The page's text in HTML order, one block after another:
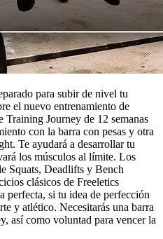
para subir de nivel tu
el nuevo entrenamiento de
Training Journey de 12 semanas
con la barra con pesas y otra
Te ayudará a desarrollar tu
los músculos al límite. Los
Squats, Deadlifts y Bench
clásicos de Freeletics
si tu idea de perfección
y atlético. Necesitarás una barra
así como voluntad para vencer la